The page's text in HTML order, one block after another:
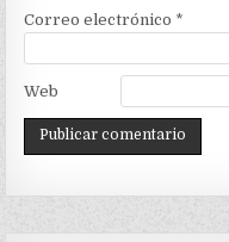
Correo electrónico *
Web